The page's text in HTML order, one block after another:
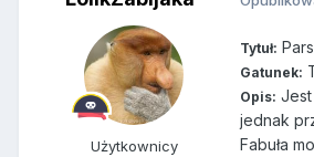
Użytkownicy
Tytuł:
Gatunek:
Opis: Jest
jednak
Fabuła